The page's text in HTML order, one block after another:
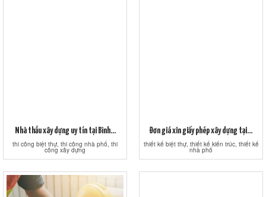
Nhà thầu xây dựng uy tín tại Bình...
thi công biệt thự, thi công nhà phố, thi
công xây dựng
Đơn giá xin giấy phép xây dựng tại...
thiết kế biệt thự, thiết kế kiến trúc, thiết kế
nhà phố